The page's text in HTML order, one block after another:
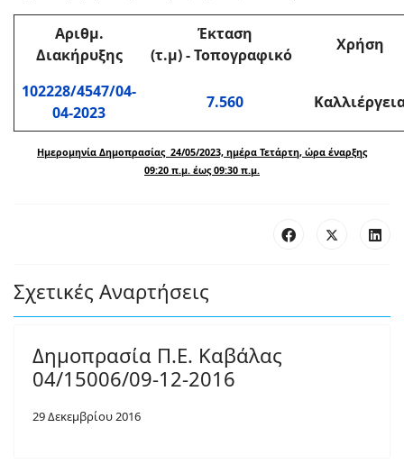
Αριθμ.
Διακήρυξης
Έκταση
(τ.μ)-Τοπογραφικό
Χρήση
102228/4547/04-
04-2023
7.560
Ημερομηνία Δημοπρασίας 24/05/2023, ημέρα Τετάρτη, ώρα έναρξης
09:20 π.μ. έως 09:30 π.μ.
Σχετικές Αναρτήσεις
Δημοπρασία Π.Ε. Καβάλας
04/15006/09-12-2016
29 Δεκεμβρίου 2016